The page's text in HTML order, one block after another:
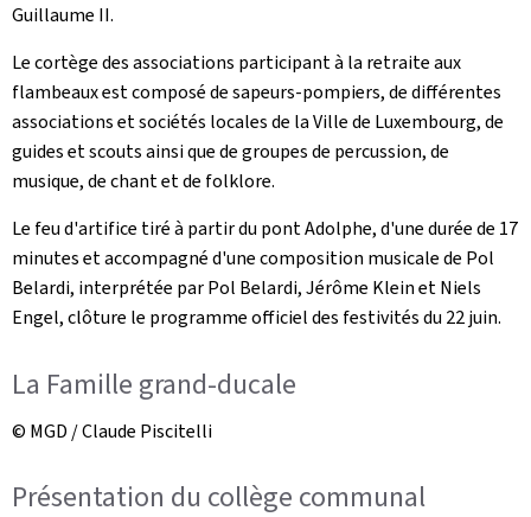
Guillaume II.
Le cortège des associations participant à la retraite aux
flambeaux est composé de sapeurs-pompiers, de différentes
associations et sociétés locales de la Ville de Luxembourg, de
guides et scouts ainsi que de groupes de percussion, de
musique, de chant et de folklore.
Le feu d'artifice tiré à partir du pont Adolphe, d'une durée de 17
minutes et accompagné d'une composition musicale de Pol
Belardi, interprétée par Pol Belardi, Jérôme Klein et Niels
Engel, clôture le programme officiel des festivités du 22 juin.
La Famille grand-ducale
© MGD / Claude Piscitelli
Présentation du collège communal